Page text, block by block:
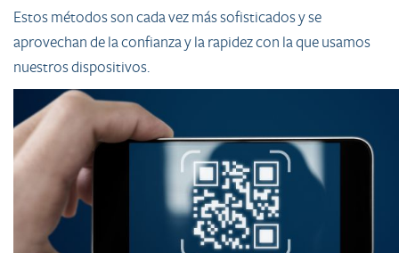
Estos métodos son cada vez más sofisticados y se
aprovechan de la confianza y la rapidez con la que usamos
nuestros dispositivos.